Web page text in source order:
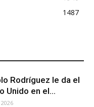
1487
Rodríguez le da el
Unido en el...